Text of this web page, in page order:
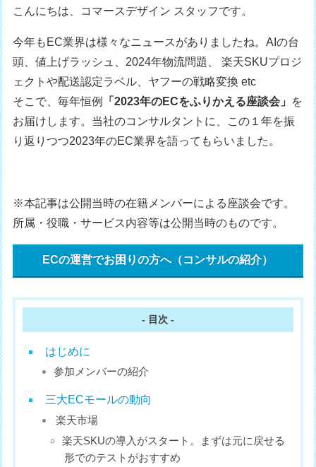
こんにちは、コマースデザイン スタッフです。
今年もEC業界は様々なニュースがありましたね。AIの台
頭、値上げラッシュ、2024年物流問題、 楽天SKUプロジ
ェクトや配送認定ラベル、ヤフーの戦略変換 etc
そこで、毎年恒例
「2023年のECをふりかえる座談会」 を
お届けします。当社のコンサルタントに、この１年を振
り返りつつ2023年のEC業界を語ってもらいました。
※本記事は公開当時の在籍メンバーによる座談会です。
所属・役職・サービス内容等は公開当時のものです。
ECの運営でお困りの方へ（コンサルの紹介）
- 目次 -
はじめに
参加メンバーの紹介
三大ECモールの動向
楽天市場
楽天SKUの導入がスタート。まずは元に戻せる
形でのテストがおすすめ